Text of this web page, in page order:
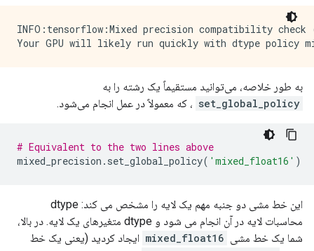
INFO:tensorflow:Mixed precision compatibility check
به طور خلاصه، می‌توانید مستقیماً یک رشته را به
set_global_policy ، که معمولاً در عمل انجام می‌شود.
# Equivalent to the two lines above
mixed_precision . set_global_policy( 'mixed_float16' )
این خط مشی دو جنبه مهم یک لایه را مشخص می کند: dtype
محاسبات لایه در آن انجام می شود و dtype متغیرهای یک لایه. در بالا،
شما یک خط مشی mixed_float16 ایجاد کردید (یعنی یک خط